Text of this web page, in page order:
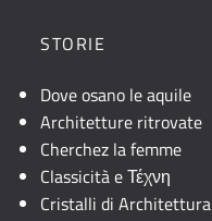
STORIE
Dove osano le aquile
Architetture ritrovate
Cherchez la femme
Classicità e Τέχνη
Cristalli di Architettura